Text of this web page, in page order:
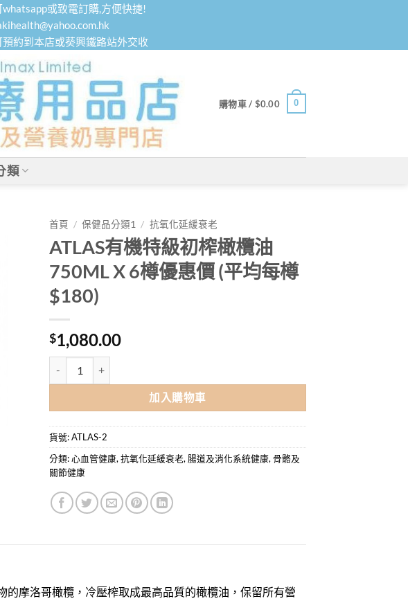
或致電訂購,方便快捷!
約到本店或葵興鐵路站外交收
購物車 / $0.00 0
類
首頁 / 保健品分類1 / 抗氧化延緩衰老
ATLAS有機特級初榨橄欖油
750ML X 6樽優惠價 (平均每樽
$180)
$1,080.00
加入購物車
貨號:ATLAS-2
分類:心血管健康,抗氧化延緩衰老, 腸道及消化系統健康, 骨骼及
關節健康
的摩洛哥橄欖，冷壓榨取成最高品質的橄欖油，保留所有營